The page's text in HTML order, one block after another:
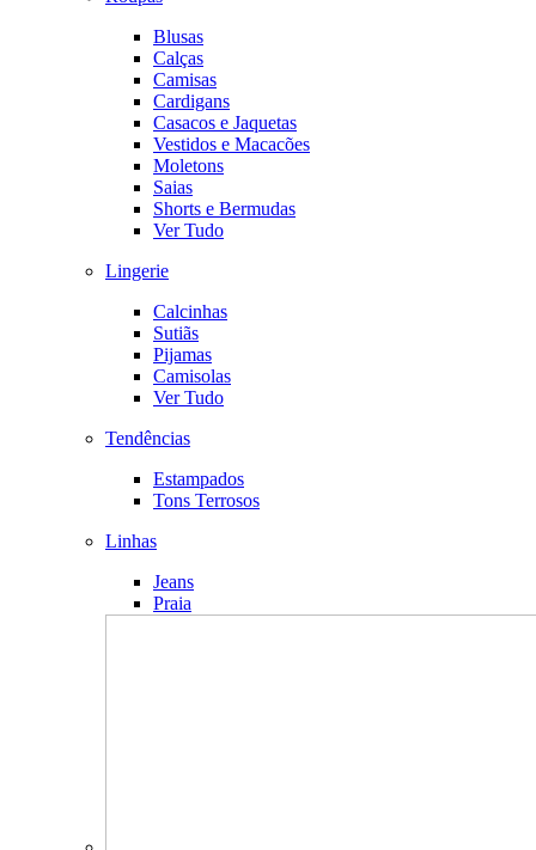
Blusas
Calças
Camisas
Cardigans
Casacos e Jaquetas
Vestidos e Macacões
Moletons
Saias
Shorts e Bermudas
Ver Tudo
Lingerie
Calcinhas
Sutiãs
Pijamas
Camisolas
Ver Tudo
Tendências
Estampados
Tons Terrosos
Linhas
Jeans
Praia